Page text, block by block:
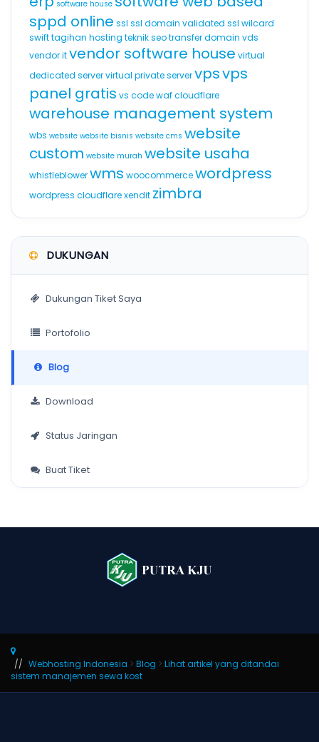
software house
sppd online ssl ssl domain validated ssl wilcard
swifttagihan hosting teknik seotransfer domain vds
vendor itvendor software house virtual
dedicated servervirtual private servervpsvps
panel gratis vs codewaf cloudflare
warehouse management system
wbs website website bisnis website cms website
custom website murah website usaha
whistleblowerwms woocommercewordpress
wordpress cloudflarexendit zimbra
DUKUNGAN
Dukungan Tiket Saya
Portofolio
Blog
Download
Status Jaringan
Buat Tiket
Webhosting Indonesia > Blog > Lihat artikel yang ditandai
sistem manajemen sewa kost